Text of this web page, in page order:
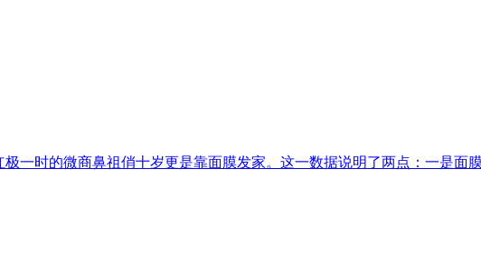
一时的微商鼻祖俏十岁更是靠面膜发家。这一数据说明了两点：一是面